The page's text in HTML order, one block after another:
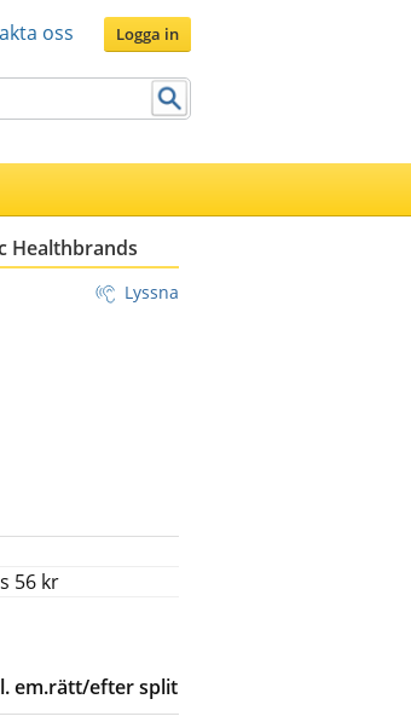
oss Logga in
Healthbrands
Lyssna
56 kr
em.rätt/efter split